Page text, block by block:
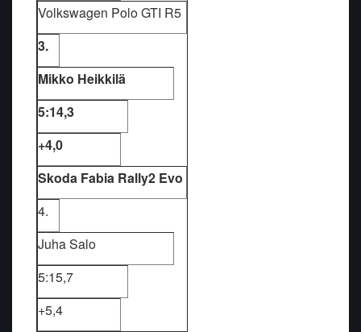
Volkswagen Polo GTI R5
3.
Mikko Heikkilä
5:14,3
+4,0
Skoda Fabia Rally2 Evo
4.
Juha Salo
5:15,7
+5,4